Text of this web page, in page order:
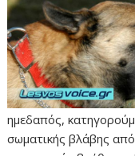
ημεδαπός,
σωματικής βλάβης